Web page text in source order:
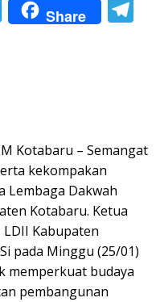
T
w
Share
m
​Kotabaru – Semangat
kekompakan
Lembaga Dakwah
Kotabaru. Ketua
LDII Kabupaten
pada Minggu (25/01)
memperkuat budaya
pembangunan